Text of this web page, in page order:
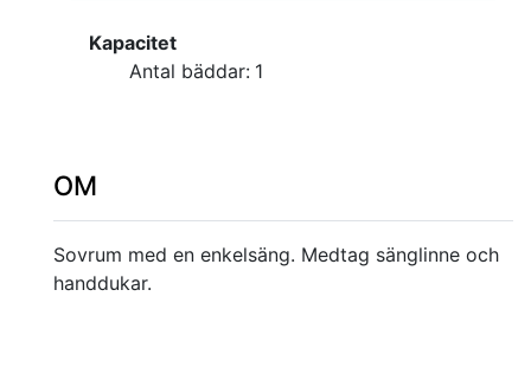
Kapacitet
Antal bäddar: 1
OM
Sovrum med en enkelsäng. Medtag sänglinne och
handdukar.